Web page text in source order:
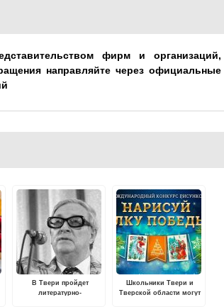
фирм и организаций,
направляйте через официальные
В Твери пройдет
литературно-
Школьники Твери и
Тверской области могут